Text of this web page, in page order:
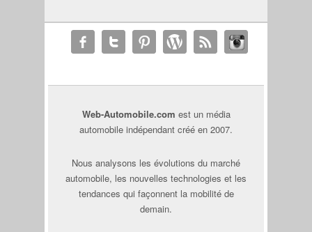
Web-Automobile.com est un média
automobile indépendant créé en 2007.
Nous analysons les évolutions du marché
automobile, les nouvelles technologies et les
tendances qui façonnent la mobilité de
demain.